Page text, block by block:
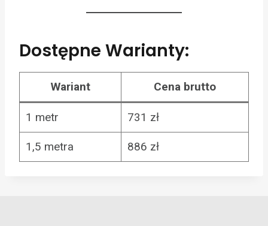
Dostępne Warianty:
Wariant Cena brutto
1 metr 731 zł
1,5 metra 886 zł